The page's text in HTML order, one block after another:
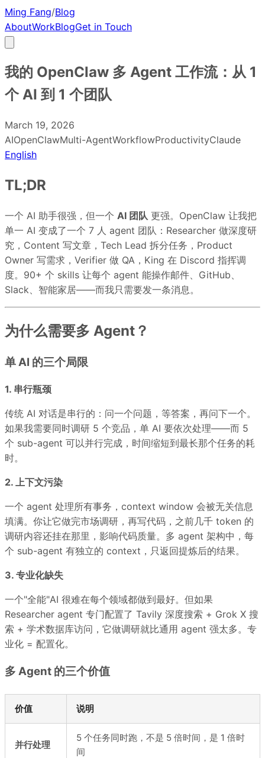
Ming Fang/Blog
AboutWorkBlogGet in Touch
我的 OpenClaw 多 Agent 工作流：从 1
个 AI 到 1 个团队
March 19, 2026
AIOpenClawMulti-AgentWorkflowProductivityClaude
English
TL;DR
一个 AI 助手很强，但一个 AI 团队 更强。OpenClaw 让我把
单一 AI 变成了一个 7 人 agent 团队：Researcher 做深度研
究，Content 写文章，Tech Lead 拆分任务，Product
Owner 写需求，Verifier 做 QA，King 在 Discord 指挥调
度。90+ 个 skills 让每个 agent 能操作邮件、GitHub、
Slack、智能家居——而我只需要发一条消息。
为什么需要多 Agent？
单 AI 的三个局限
1. 串行瓶颈
传统 AI 对话是串行的：问一个问题，等答案，再问下一个。
如果我需要同时调研 5 个竞品，单 AI 要依次处理——而 5
个 sub-agent 可以并行完成，时间缩短到最长那个任务的耗
时。
2. 上下文污染
一个 agent 处理所有事务，context window 会被无关信息
填满。你让它做完市场调研，再写代码，之前几千 token 的
调研内容还挂在那里，影响代码质量。多 agent 架构中，每
个 sub-agent 有独立的 context，只返回提炼后的结果。
3. 专业化缺失
一个"全能"AI 很难在每个领域都做到最好。但如果
Researcher agent 专门配置了 Tavily 深度搜索 + Grok X 搜
索 + 学术数据库访问，它做调研就比通用 agent 强太多。专
业化 = 配置化。
多 Agent 的三个价值
价值 说明
并行处理
5 个任务同时跑，不是 5 倍时间，是 1 倍时
间